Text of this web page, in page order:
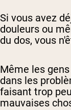
Si vous avez
douleurs ou
du dos, vous
Même les
dans les
faisant trop
mauvaises